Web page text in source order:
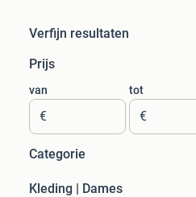
Verfijn resultaten
Prijs
van
€
tot
€
Categorie
Kleding | Dames